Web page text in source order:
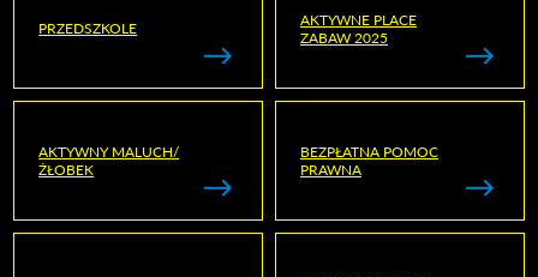
PRZEDSZKOLE
AKTYWNE PLACE
ZABAW 2025
AKTYWNY MALUCH/
ŻŁOBEK
BEZPŁATNA POMOC
PRAWNA